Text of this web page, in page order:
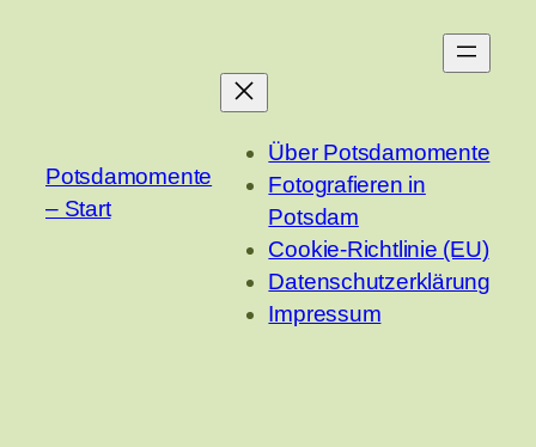
Potsdamomente
– Start
Über Potsdamomente
Fotografieren in
Potsdam
Cookie-Richtlinie (EU)
Datenschutzerklärung
Impressum